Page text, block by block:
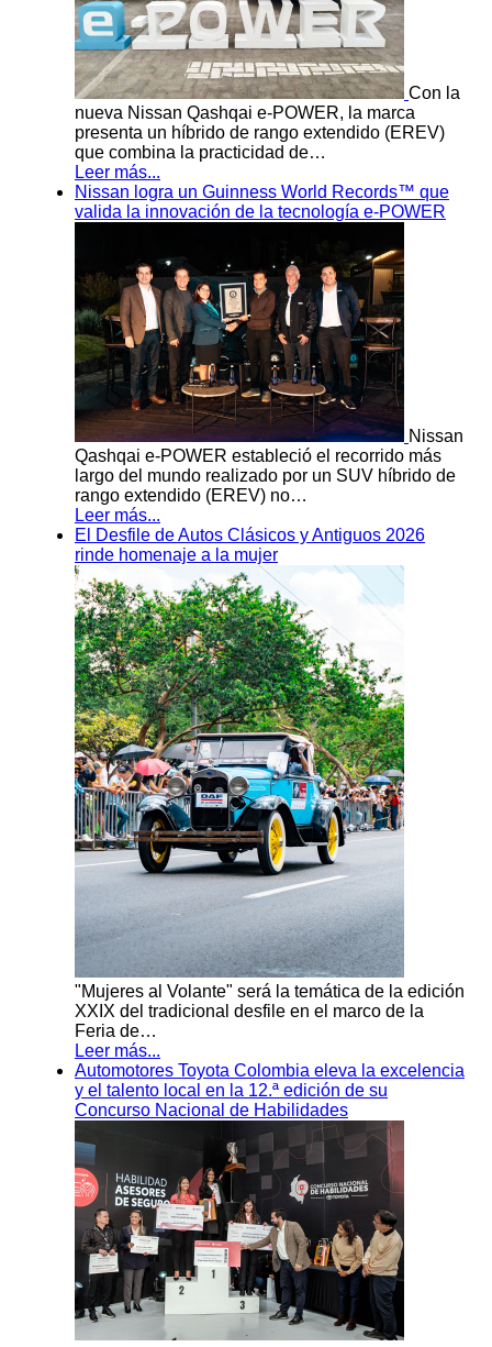
Con la
nueva Nissan Qashqai e-POWER, la marca
presenta un híbrido de rango extendido (EREV)
que combina la practicidad de…
Leer más...
Nissan logra un Guinness World Records™ que
valida la innovación de la tecnología e-POWER
Nissan
Qashqai e-POWER estableció el recorrido más
largo del mundo realizado por un SUV híbrido de
rango extendido (EREV) no…
Leer más...
El Desfile de Autos Clásicos y Antiguos 2026
rinde homenaje a la mujer
"Mujeres al Volante" será la temática de la edición
XXIX del tradicional desfile en el marco de la
Feria de…
Leer más...
Automotores Toyota Colombia eleva la excelencia
y el talento local en la 12.ª edición de su
Concurso Nacional de Habilidades